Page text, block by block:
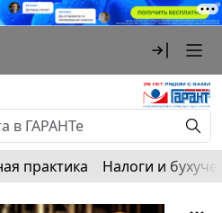
практика Налоги и